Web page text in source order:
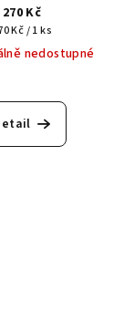
270 Kč
Kč / 1 ks
nedostupné